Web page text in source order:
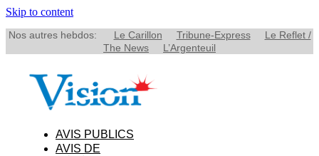
Skip to content
Nos autres hebdos: Le Carillon Tribune-Express
Le Reflet /
The News
L’Argenteuil
AVIS PUBLICS
AVIS DE